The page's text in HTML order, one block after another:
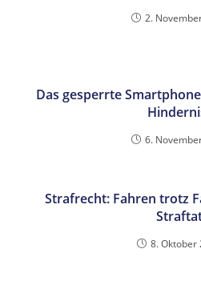
2.
Das gesperrte
6.
Strafrecht: Fahren trotz
8. Oktober